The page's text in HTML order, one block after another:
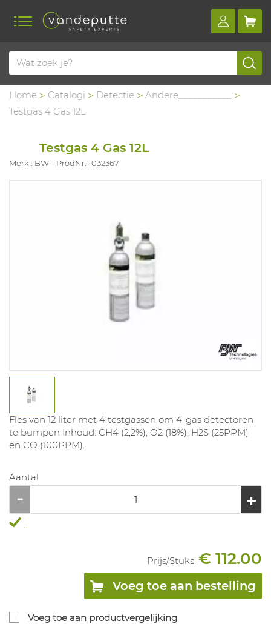
Home Catalogi Detectie
Andere___________
Testgas 4 Gas 12L
Testgas 4 Gas 12L
Merk : BW ProdNr. 1032367
Fles van 12 liter met 4 testgassen om 4-gas detectoren
te bumpen Inhoud: CH4 (2,2%), O2 (18%), H2S (25PPM)
en CO (100PPM).
Aantal
...
Prijs/Stuks: € 112.00
Voeg toe aan bestelling
Voeg toe aan productvergelijking